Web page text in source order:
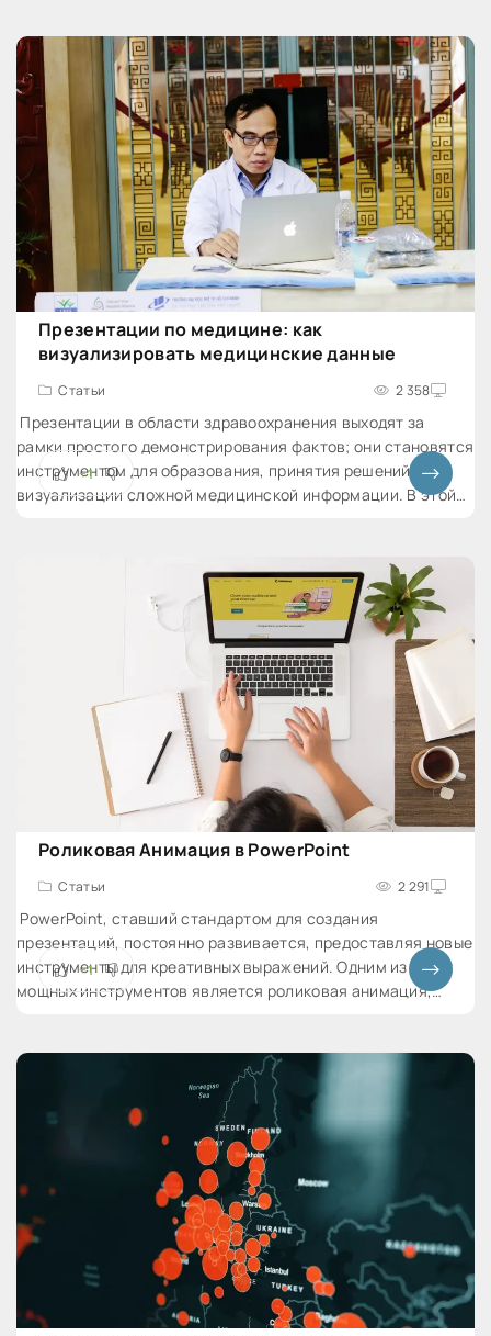
Презентации по медицине: как
визуализировать медицинские данные
Статьи 2 358
Презентации в области здравоохранения выходят за
рамки простого демонстрирования фактов; они становятся
инструментом для образования, принятия решений и
визуализации сложной медицинской информации. В этой
+1
Роликовая Анимация в PowerPoint
Статьи 2 291
PowerPoint, ставший стандартом для создания
презентаций, постоянно развивается, предоставляя новые
инструменты для креативных выражений. Одним из таких
мощных инструментов является роликовая анимация,
+1